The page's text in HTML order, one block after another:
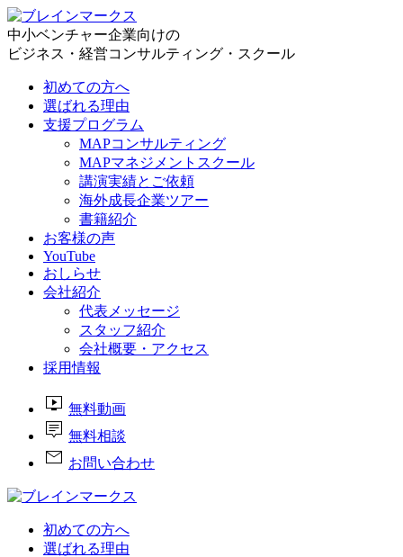
中小ベンチャー企業向けの
ビジネス・経営コンサルティング・スクール
初めての方へ
選ばれる理由
支援プログラム
MAPコンサルティング
MAPマネジメントスクール
講演実績とご依頼
海外成長企業ツアー
書籍紹介
お客様の声
YouTube
おしらせ
会社紹介
代表メッセージ
スタッフ紹介
会社概要・アクセス
採用情報
live_tv 無料動画
tooltip_2 無料相談
mail お問い合わせ
初めての方へ
選ばれる理由